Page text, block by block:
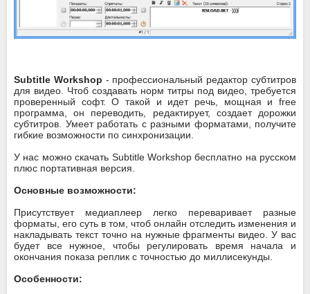
Subtitle Workshop - профессиональный редактор субтитров
для видео. Чтоб создавать норм титры под видео, требуется
проверенный софт. О такой и идет речь, мощная и free
программа, он переводить, редактирует, создает дорожки
субтитров. Умеет работать с разными форматами, получите
гибкие возможности по синхронизации.
У нас можно скачать Subtitle Workshop бесплатно на русском
плюс портативная версия.
Основные возможности:
Присутствует медиаплеер легко переваривает разные
форматы, его суть в том, чтоб онлайн отследить изменения и
накладывать текст точно на нужные фрагменты видео. У вас
будет все нужное, чтобы регулировать время начала и
окончания показа реплик с точностью до миллисекунды.
Особенности: